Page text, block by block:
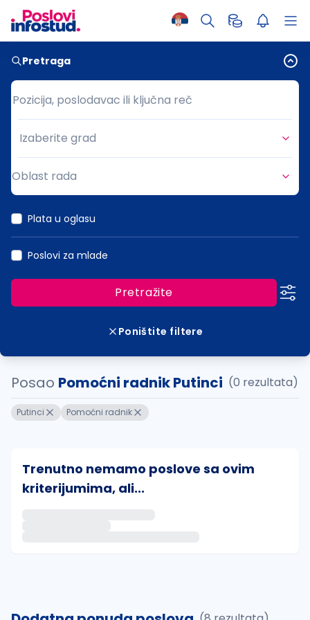
Pretraga
Pozicija, poslodavac ili ključna reč
Pozicija, poslodavac ili ključna reč
Grad
Izaberite grad
Oblast rada
Plata u oglasu
Poslovi za mlade
Pretražite
Poništite filtere
Posao Pomoćni radnik Putinci (0 rezultata)
Putinci Pomoćni radnik
Trenutno nemamo poslove sa ovim
kriterijumima, ali...